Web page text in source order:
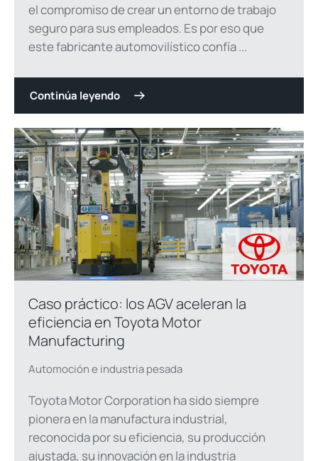
el compromiso de crear un entorno de trabajo
seguro para sus empleados. Es por eso que
este fabricante automovilístico confía ...
Continúa leyendo
Caso práctico: los AGV aceleran la
eficiencia en Toyota Motor
Manufacturing
Automoción e industria pesada
Toyota Motor Corporation ha sido siempre
pionera en la manufactura industrial,
reconocida por su eficiencia, su producción
ajustada, su innovación en la industria